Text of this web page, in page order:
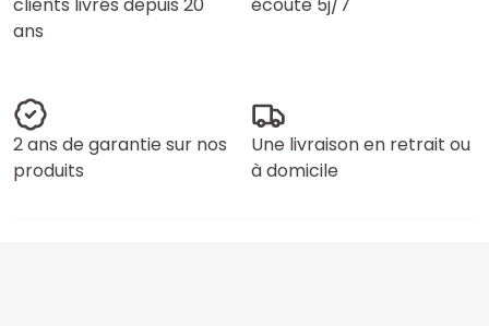
ans
2 ans de garantie sur nos
produits
Une livraison en retrait ou
à domicile